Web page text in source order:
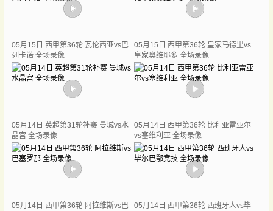
05月15日 西甲第36轮 瓦伦西亚vs巴
列卡诺 全场录像
05月15日 西甲第36轮 皇家马德里vs
皇家奥维耶多 全场录像
05月14日 英超第31轮补赛 曼城vs水
晶宫 全场录像
05月14日 西甲第36轮 比利亚雷亚尔
vs塞维利亚 全场录像
05月14日 西甲第36轮 阿拉维斯vs巴
05月14日 西甲第36轮 西班牙人vs毕